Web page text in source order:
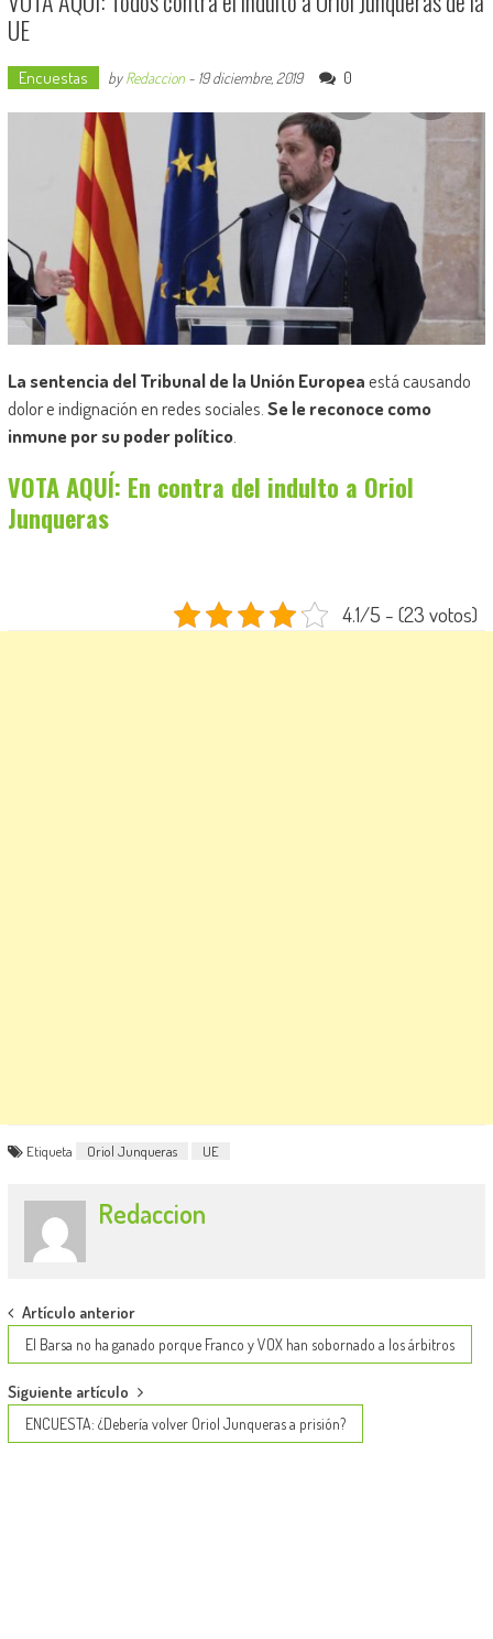
UE
Encuestas byRedaccion- 19 diciembre, 2019 0
La sentencia del Tribunal de la Unión Europeaestá causando
dolor e indignación en redes sociales. Se le reconoce como
inmune por su poder político.
VOTA AQUÍ: En contra del indulto a Oriol
Junqueras
4.1/5 - (23 votos)
Etiqueta Oriol Junqueras UE
Redaccion
Post
navigation
Artículo anterior
El Barsa no ha ganado porque Franco y VOX han sobornado a los árbitros
Siguiente artículo
ENCUESTA: ¿Debería volver Oriol Junqueras a prisión?